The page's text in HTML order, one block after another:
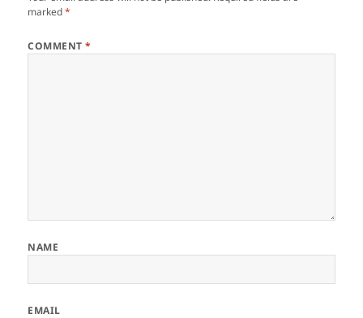
marked*
COMMENT*
NAME
EMAIL